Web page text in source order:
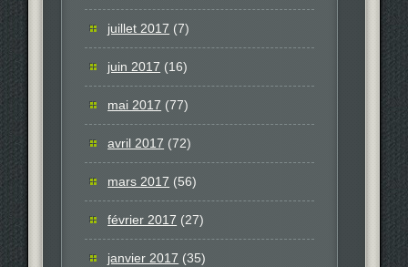
juillet 2017 (7)
juin 2017 (16)
mai 2017 (77)
avril 2017 (72)
mars 2017 (56)
février 2017 (27)
janvier 2017 (35)